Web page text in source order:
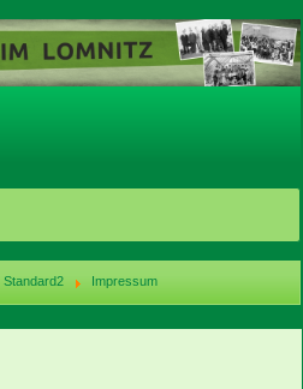
Standard2 Impressum